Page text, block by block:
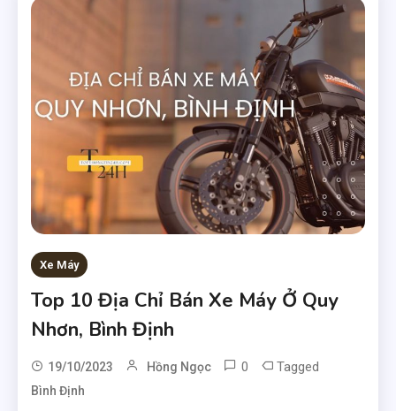
Xe Máy
Top 10 Địa Chỉ Bán Xe Máy Ở Quy
Nhơn, Bình Định
19/10/2023 Hồng Ngọc 0 Tagged
Bình Định